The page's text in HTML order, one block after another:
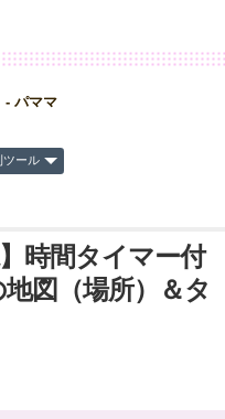
- パママ
ツール
時間タイマー付
図（場所）＆タ